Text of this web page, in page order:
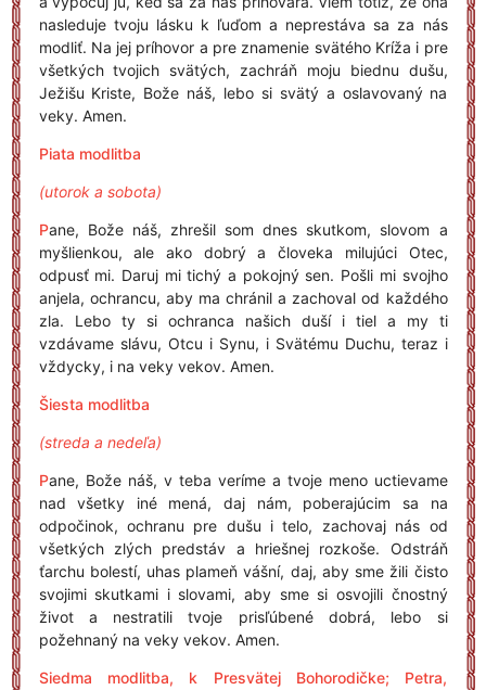
nasleduje tvoju lásku k ľuďom a neprestáva sa za nás
modliť. Na jej príhovor a pre znamenie svätého Kríža i pre
všetkých tvojich svätých, zachráň moju biednu dušu,
Ježišu Kriste, Bože náš, lebo si svätý a oslavovaný na
veky. Amen.
Piata modlitba
(utorok a sobota)
Pane, Bože náš, zhrešil som dnes skutkom, slovom a
myšlienkou, ale ako dobrý a človeka milujúci Otec,
odpusť mi. Daruj mi tichý a pokojný sen. Pošli mi svojho
anjela, ochrancu, aby ma chránil a zachoval od každého
zla. Lebo ty si ochranca našich duší i tiel a my ti
vzdávame slávu, Otcu i Synu, i Svätému Duchu, teraz i
vždycky, i na veky vekov. Amen.
Šiesta modlitba
(streda a nedeľa)
Pane, Bože náš, v teba veríme a tvoje meno uctievame
nad všetky iné mená, daj nám, poberajúcim sa na
odpočinok, ochranu pre dušu i telo, zachovaj nás od
všetkých zlých predstáv a hriešnej rozkoše. Odstráň
ťarchu bolestí, uhas plameň vášní, daj, aby sme žili čisto
svojimi skutkami i slovami, aby sme si osvojili čnostný
život a nestratili tvoje prisľúbené dobrá, lebo si
požehnaný na veky vekov. Amen.
Siedma modlitba, k Presvätej Bohorodičke; Petra,